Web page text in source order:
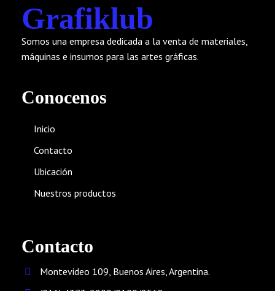
Grafiklub
Somos una empresa dedicada a la venta de materiales,
máquinas e insumos para las artes gráficas.
Conocenos
Inicio
Contacto
Ubicación
Nuestros productos
Contacto
Montevideo 109, Buenos Aires, Argentina.